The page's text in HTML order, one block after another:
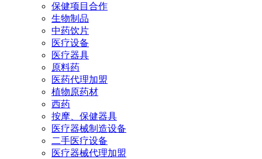
保健项目合作
生物制品
中药饮片
医疗设备
医疗器具
原料药
医药代理加盟
植物原药材
西药
按摩、保健器具
医疗器械制造设备
二手医疗设备
医疗器械代理加盟